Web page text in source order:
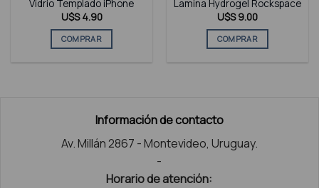
Vidrio Templado iPhone
U$S4.90
COMPRAR
Lamina Hydrogel Rockspace
U$S9.00
COMPRAR
Información de contacto
Av. Millán 2867 - Montevideo, Uruguay.
-
Horario de atención: